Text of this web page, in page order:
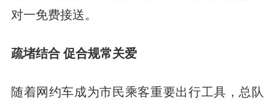
对一免费接送。
疏堵结合 促合规常关爱
随着网约车成为市民乘客重要出行工具，总队